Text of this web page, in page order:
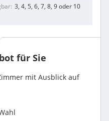
3, 4, 5, 6, 7, 8, 9 oder 10
für Sie
mit Ausblick auf